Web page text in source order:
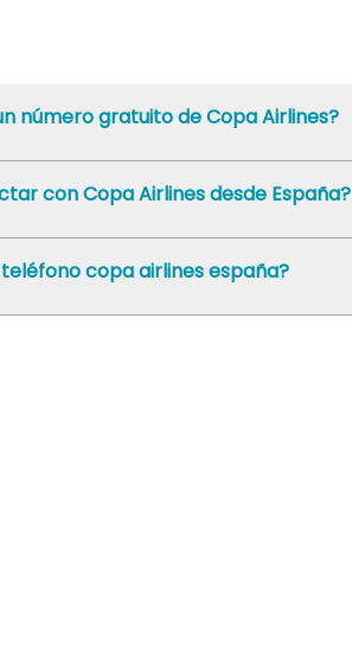
número gratuito de Copa Airlines?
con Copa Airlines desde España?
copa airlines españa?